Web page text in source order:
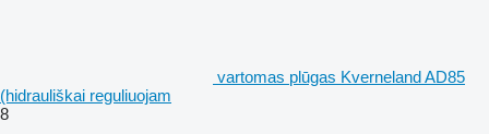
vartomas plūgas Kverneland AD85
(hidrauliškai reguliuojam
8